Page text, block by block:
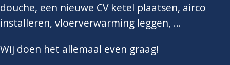
douche, een nieuwe CV ketel plaatsen, airco
installeren, vloerverwarming leggen, …
Wij doen het allemaal even graag!